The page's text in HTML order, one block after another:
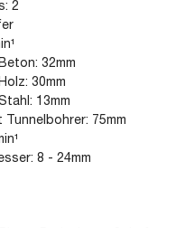
2
32mm
30mm
13mm
75mm
8 - 24mm